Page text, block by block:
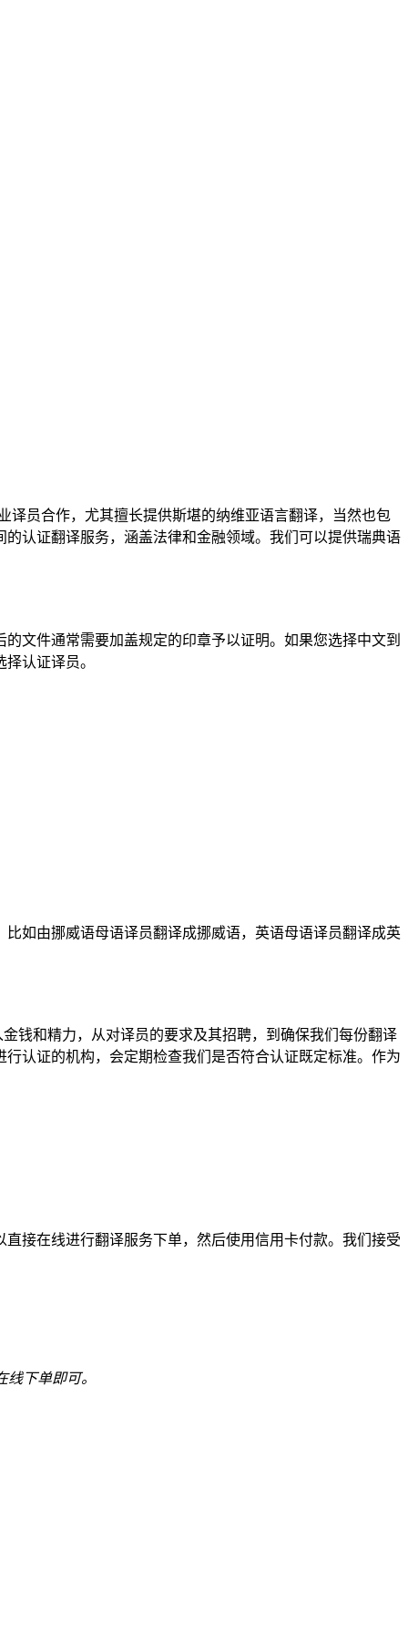
译员合作，尤其擅长提供斯堪的纳维亚语言翻译，当然也包
认证翻译服务，涵盖法律和金融领域。我们可以提供瑞典语
文件通常需要加盖规定的印章予以证明。如果您选择中文到
认证译员。
如由挪威语母语译员翻译成挪威语，英语母语译员翻译成英
钱和精力，从对译员的要求及其招聘，到确保我们每份翻译
认证的机构，会定期检查我们是否符合认证既定标准。作为
接在线进行翻译服务下单，然后使用信用卡付款。我们接受
下单即可。